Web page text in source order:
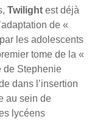
Twilight est déjà
de «
les adolescents
tome de la «
de Stephenie
dans l’insertion
au sein de
lycéens